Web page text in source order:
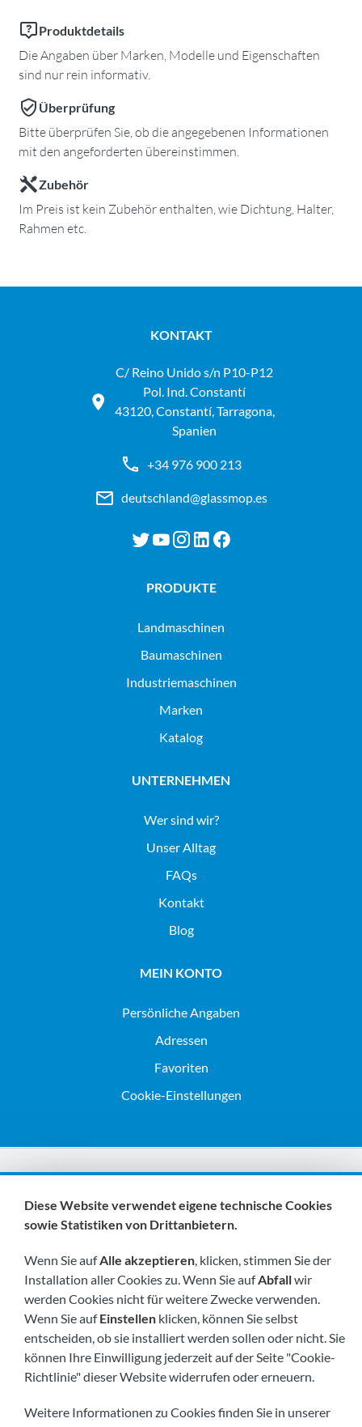
Produktdetails
Die Angaben über Marken, Modelle und Eigenschaften
sind nur rein informativ.
Überprüfung
Bitte überprüfen Sie, ob die angegebenen Informationen
mit den angeforderten übereinstimmen.
Zubehör
Im Preis ist kein Zubehör enthalten, wie Dichtung, Halter,
Rahmen etc.
KONTAKT
C/ Reino Unido s/n P10-P12
Pol. Ind. Constantí
43120, Constantí, Tarragona,
Spanien
+34 976 900 213
deutschland@glassmop.es
PRODUKTE
landmaschinen
baumaschinen
industriemaschinen
Marken
Katalog
UNTERNEHMEN
Wer sind wir?
Unser Alltag
FAQs
Kontakt
Blog
MEIN KONTO
Persönliche Angaben
Adressen
Favoriten
Cookie-Einstellungen
Wir sind Mitglieder von:
Besuchen Sie uns bald unter:
Diese Website verwendet eigene technische Cookies
sowie Statistiken von Drittanbietern.
Wenn Sie aufAlle akzeptieren, klicken, stimmen Sie der
Installation aller Cookies zu. Wenn Sie aufAbfallwir
werden Cookies nicht für weitere Zwecke verwenden.
Wenn Sie aufEinstellen klicken, können Sie selbst
entscheiden, ob sie installiert werden sollen oder nicht. Sie
können Ihre Einwilligung jederzeit auf der Seite "Cookie-
Richtlinie" dieser Website widerrufen oder erneuern.
Weitere Informationen zu Cookies finden Sie in unserer